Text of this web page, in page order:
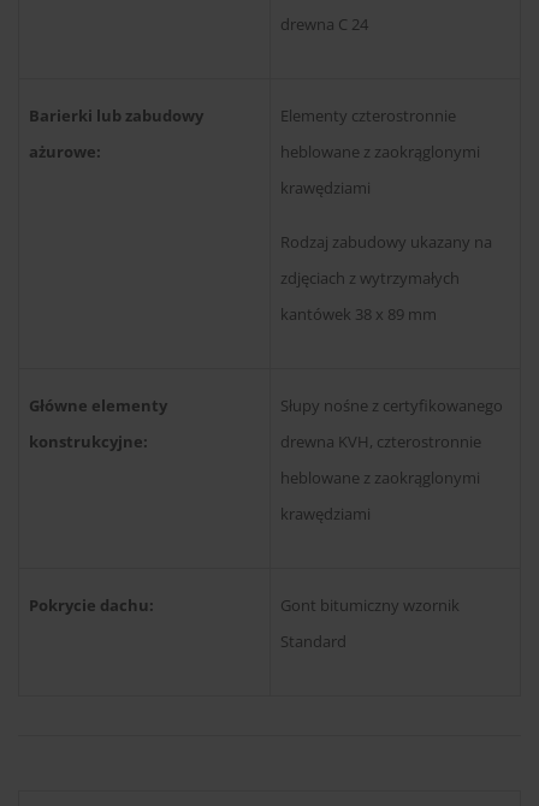
drewna C 24
Barierki lub zabudowy
ażurowe:
Elementy czterostronnie
heblowane z zaokrąglonymi
krawędziami
Rodzaj zabudowy ukazany na
zdjęciach z wytrzymałych
kantówek 38 x 89 mm
Główne elementy
konstrukcyjne:
Słupy nośne z certyfikowanego
drewna KVH, czterostronnie
heblowane z zaokrąglonymi
krawędziami
Pokrycie dachu:
Gont bitumiczny wzornik
Standard